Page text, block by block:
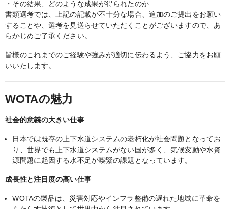
・その結果、どのような成果が得られたのか
書類選考では、上記の記載が不十分な場合、追加のご提出をお願い
することや、選考を見送らせていただくことがございますので、あ
らかじめご了承ください。
皆様のこれまでのご経験や強みが適切に伝わるよう、ご協力をお願
いいたします。
WOTAの魅力
社会的意義の大きい仕事
日本では既存の上下水道システムの老朽化が社会問題となってお
り、世界でも上下水道システムがない国が多く、気候変動や水資
源問題に起因する水不足が喫緊の課題となっています。
成長性と注目度の高い仕事
WOTAの製品は、災害対応やインフラ整備の遅れた地域に革命を